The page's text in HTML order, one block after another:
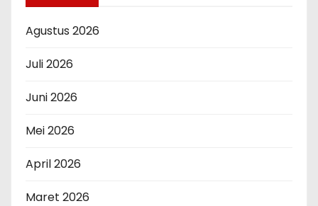
Agustus 2026
Juli 2026
Juni 2026
Mei 2026
April 2026
Maret 2026